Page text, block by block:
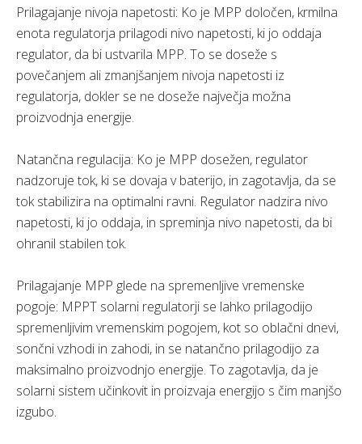
Prilagajanje nivoja napetosti: Ko je MPP določen, krmilna
enota regulatorja prilagodi nivo napetosti, ki jo oddaja
regulator, da bi ustvarila MPP. To se doseže s
povečanjem ali zmanjšanjem nivoja napetosti iz
regulatorja, dokler se ne doseže največja možna
proizvodnja energije.
Natančna regulacija: Ko je MPP dosežen, regulator
nadzoruje tok, ki se dovaja v baterijo, in zagotavlja, da se
tok stabilizira na optimalni ravni. Regulator nadzira nivo
napetosti, ki jo oddaja, in spreminja nivo napetosti, da bi
ohranil stabilen tok.
Prilagajanje MPP glede na spremenljive vremenske
pogoje: MPPT solarni regulatorji se lahko prilagodijo
spremenljivim vremenskim pogojem, kot so oblačni dnevi,
sončni vzhodi in zahodi, in se natančno prilagodijo za
maksimalno proizvodnjo energije. To zagotavlja, da je
solarni sistem učinkovit in proizvaja energijo s čim manjšo
izgubo.